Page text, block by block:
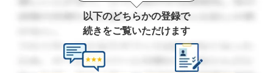
以下のどちらかの登録で
続きをご覧いただけます